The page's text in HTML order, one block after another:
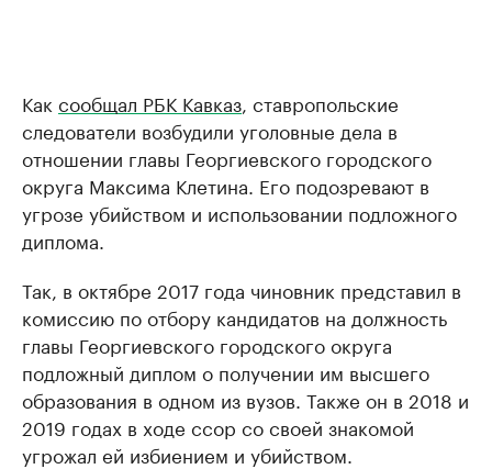
Как сообщал РБК Кавказ , ставропольские
следователи возбудили уголовные дела в
отношении главы Георгиевского городского
округа Максима Клетина. Его подозревают в
угрозе убийством и использовании подложного
диплома. ⠀
Так, в октябре 2017 года чиновник представил в
комиссию по отбору кандидатов на должность
главы Георгиевского городского округа
подложный диплом о получении им высшего
образования в одном из вузов. Также он в 2018 и
2019 годах в ходе ссор со своей знакомой
угрожал ей избиением и убийством.